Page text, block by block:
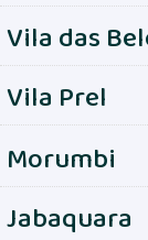
Vila das
Vila Prel
Morumbi
Jabaquara